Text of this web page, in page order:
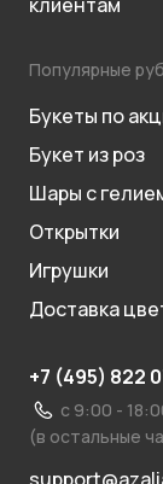
Популярные
Букеты по
Букет из роз
Шары с
Открытки
Игрушки
Доставка
+7 (495) 822
с 9:00 -
(в остальные